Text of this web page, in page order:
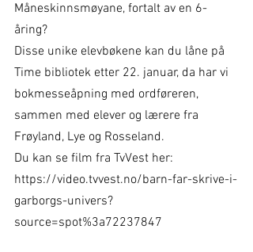
Måneskinnsmøyane, fortalt av en 6-
åring?
Disse unike elevbøkene kan du låne på
Time bibliotek etter 22. januar, da har vi
bokmesseåpning med ordføreren,
sammen med elever og lærere fra
Frøyland, Lye og Rosseland.
Du kan se film fra TvVest her:
https://video.tvvest.no/barn-far-skrive-i-
garborgs-univers?
source=spot%3a72237847